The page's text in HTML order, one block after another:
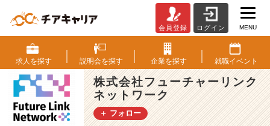
式
会
社
フ
ュ
ー
チ
会員登録 ログイン MENU
求人を探す 説明会を探す 企業を探す 就職イベント
株式会社フューチャーリンク
ネットワーク
＋ フォロー